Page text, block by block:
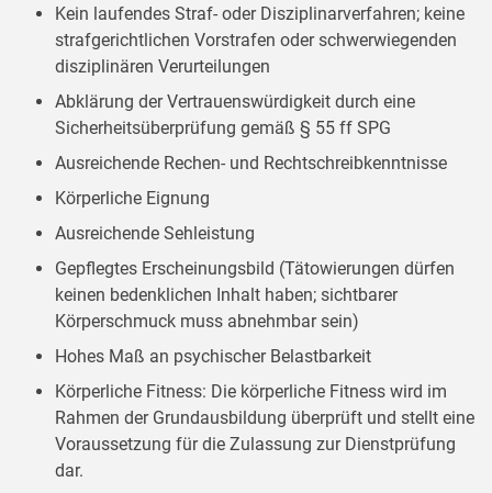
Kein laufendes Straf- oder Disziplinarverfahren; keine
strafgerichtlichen Vorstrafen oder schwerwiegenden
disziplinären Verurteilungen
Abklärung der Vertrauenswürdigkeit durch eine
Sicherheitsüberprüfung gemäß § 55 ff SPG
Ausreichende Rechen- und Rechtschreibkenntnisse
Körperliche Eignung
Ausreichende Sehleistung
Gepflegtes Erscheinungsbild (Tätowierungen dürfen
keinen bedenklichen Inhalt haben; sichtbarer
Körperschmuck muss abnehmbar sein)
Hohes Maß an psychischer Belastbarkeit
Körperliche Fitness: Die körperliche Fitness wird im
Rahmen der Grundausbildung überprüft und stellt eine
Voraussetzung für die Zulassung zur Dienstprüfung
dar.